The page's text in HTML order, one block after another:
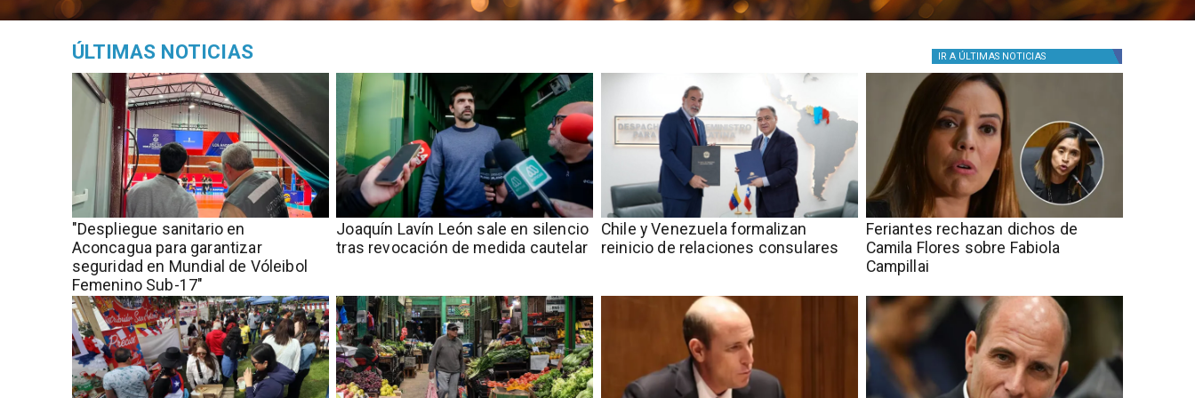
ÚLTIMAS NOTICIAS IR A ÚLTIMAS NOTICIAS
"Despliegue sanitario en
Aconcagua para garantizar
seguridad en Mundial de Vóleibol
Femenino Sub-17"
Joaquín Lavín León sale en silencio
tras revocación de medida cautelar
Chile y Venezuela formalizan
reinicio de relaciones consulares
Feriantes rechazan dichos de
Camila Flores sobre Fabiola
Campillai